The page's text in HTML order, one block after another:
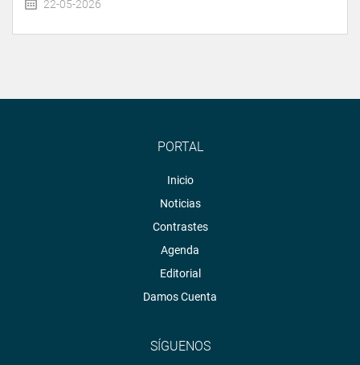
22-05-2026
PORTAL
Inicio
Noticias
Contrastes
Agenda
Editorial
Damos Cuenta
SÍGUENOS